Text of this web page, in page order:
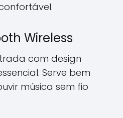
Wireless
com design
Serve bem
música sem fio